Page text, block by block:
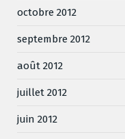
octobre 2012
septembre 2012
août 2012
juillet 2012
juin 2012